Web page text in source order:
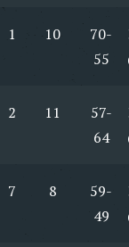
1 10
70-
55
2 11
57-
64
7 8
59-
49